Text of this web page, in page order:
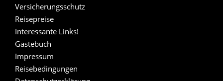
Versicherungsschutz
Reisepreise
Interessante Links!
Gästebuch
Impressum
Reisebedingungen